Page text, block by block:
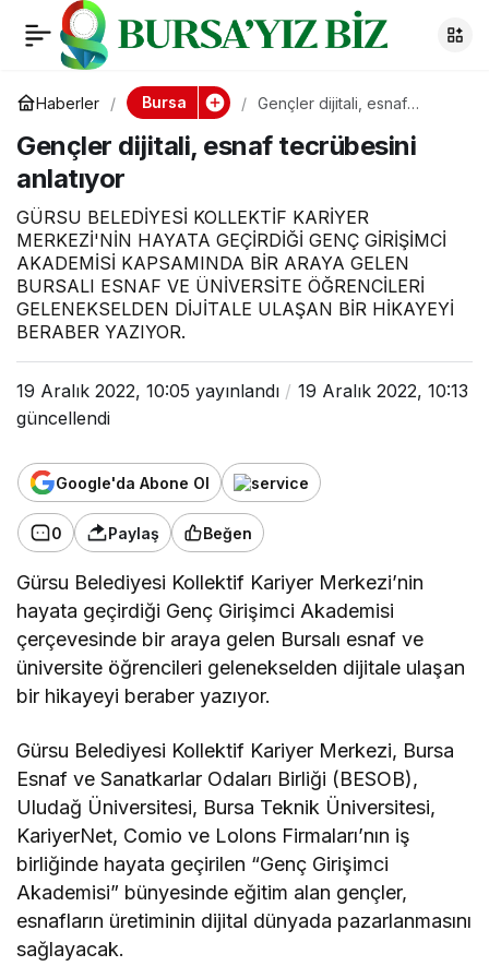
Haberler Bursa
Gençler dijitali, esnaf
Gençler dijitali, esnaf tecrübesini
anlatıyor
GÜRSU BELEDİYESİ KOLLEKTİF KARİYER
MERKEZİ'NİN HAYATA GEÇİRDİĞİ GENÇ GİRİŞİMCİ
AKADEMİSİ KAPSAMINDA BİR ARAYA GELEN
BURSALI ESNAF VE ÜNİVERSİTE ÖĞRENCİLERİ
GELENEKSELDEN DİJİTALE ULAŞAN BİR HİKAYEYİ
BERABER YAZIYOR.
19 Aralık 2022, 10:05 yayınlandı
19 Aralık 2022, 10:13
güncellendi
Google'da Abone Ol
0 Paylaş Beğen
Gürsu Belediyesi Kollektif Kariyer Merkezi’nin
hayata geçirdiği Genç Girişimci Akademisi
çerçevesinde bir araya gelen Bursalı esnaf ve
üniversite öğrencileri gelenekselden dijitale ulaşan
bir hikayeyi beraber yazıyor.
Gürsu Belediyesi Kollektif Kariyer Merkezi, Bursa
Esnaf ve Sanatkarlar Odaları Birliği (BESOB),
Uludağ Üniversitesi, Bursa Teknik Üniversitesi,
KariyerNet, Comio ve Lolons Firmaları’nın iş
birliğinde hayata geçirilen “Genç Girişimci
Akademisi” bünyesinde eğitim alan gençler,
esnafların üretiminin dijital dünyada pazarlanmasını
sağlayacak.
Gençler dijitali, esnaf
tecrübesini anlatıyor